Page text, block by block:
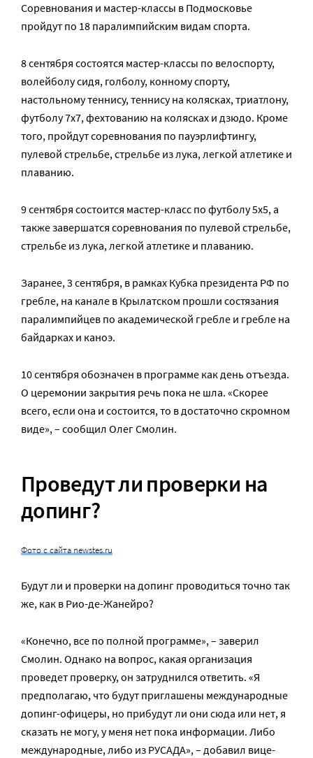
Соревнования и мастер-классы в Подмосковье
пройдут по 18 паралимпийским видам спорта.
8 сентября состоятся мастер-классы по велоспорту,
волейболу сидя, голболу, конному спорту,
настольному теннису, теннису на колясках, триатлону,
футболу 7х7, фехтованию на колясках и дзюдо. Кроме
того, пройдут соревнования по пауэрлифтингу,
пулевой стрельбе, стрельбе из лука, легкой атлетике и
плаванию.
9 сентября состоится мастер-класс по футболу 5х5, а
также завершатся соревнования по пулевой стрельбе,
стрельбе из лука, легкой атлетике и плаванию.
Заранее, 3 сентября, в рамках Кубка президента РФ по
гребле, на канале в Крылатском прошли состязания
паралимпийцев по академической гребле и гребле на
байдарках и каноэ.
10 сентября обозначен в программе как день отъезда.
О церемонии закрытия речь пока не шла. «Скорее
всего, если она и состоится, то в достаточно скромном
виде», – сообщил Олег Смолин.
Проведут ли проверки на
допинг?
Фото с сайта newstes.ru
Будут ли и проверки на допинг проводиться точно так
же, как в Рио-де-Жанейро?
«Конечно, все по полной программе», – заверил
Смолин. Однако на вопрос, какая организация
проведет проверку, он затруднился ответить. «Я
предполагаю, что будут приглашены международные
допинг-офицеры, но прибудут ли они сюда или нет, я
сказать не могу, у меня нет пока информации. Либо
международные, либо из РУСАДА», – добавил вице-